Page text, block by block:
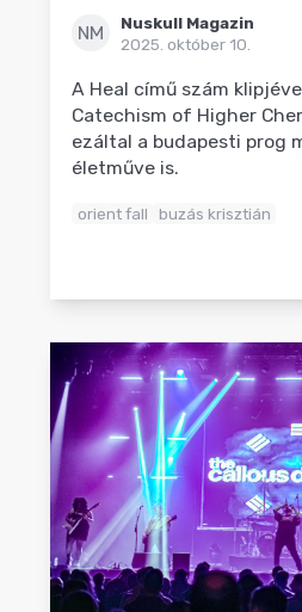
NM
Nuskull Magazin
2025. október 10.
A Heal című szám
Catechism of Higher
ezáltal a budapesti prog
életműve is.
orient fall buzás krisztián